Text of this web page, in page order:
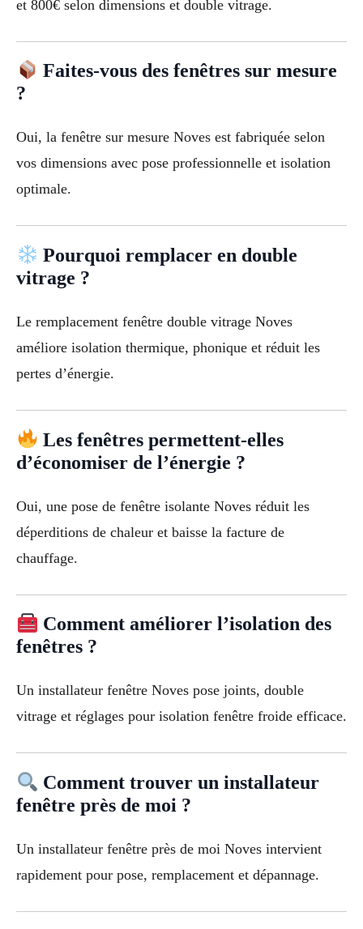
et 800€ selon dimensions et double vitrage.
Faites-vous des fenêtres sur mesure
?
Oui, la fenêtre sur mesure Noves est fabriquée selon
vos dimensions avec pose professionnelle et isolation
optimale.
Pourquoi remplacer en double
vitrage ?
Le remplacement fenêtre double vitrage Noves
améliore isolation thermique, phonique et réduit les
pertes d’énergie.
Les fenêtres permettent-elles
d’économiser de l’énergie ?
Oui, une pose de fenêtre isolante Noves réduit les
déperditions de chaleur et baisse la facture de
chauffage.
Comment améliorer l’isolation des
fenêtres ?
Un installateur fenêtre Noves pose joints, double
vitrage et réglages pour isolation fenêtre froide efficace.
Comment trouver un installateur
fenêtre près de moi ?
Un installateur fenêtre près de moi Noves intervient
rapidement pour pose, remplacement et dépannage.